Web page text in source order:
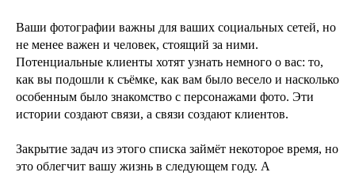
Ваши фотографии важны для ваших социальных сетей, но
не менее важен и человек, стоящий за ними.
Потенциальные клиенты хотят узнать немного о вас: то,
как вы подошли к съёмке, как вам было весело и насколько
особенным было знакомство с персонажами фото. Эти
истории создают связи, а связи создают клиентов.
Закрытие задач из этого списка займёт некоторое время, но
это облегчит вашу жизнь в следующем году. А